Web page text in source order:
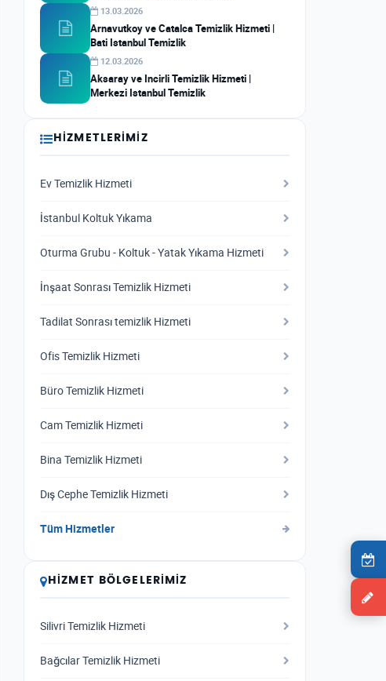
13.03.2026
Arnavutkoy ve Catalca Temizlik Hizmeti |
Bati Istanbul Temizlik
12.03.2026
Aksaray ve Incirli Temizlik Hizmeti |
Merkezi Istanbul Temizlik
HIZMETLERIMIZ
Ev Temizlik Hizmeti
İstanbul Koltuk Yıkama
Oturma Grubu - Koltuk - Yatak Yıkama Hizmeti
İnşaat Sonrası Temizlik Hizmeti
Tadilat Sonrası temizlik Hizmeti
Ofis Temizlik Hizmeti
Büro Temizlik Hizmeti
Cam Temizlik Hizmeti
Bina Temizlik Hizmeti
Dış Cephe Temizlik Hizmeti
Tüm Hizmetler
HIZMET BÖLGELERIMIZ
Silivri Temizlik Hizmeti
Bağcılar Temizlik Hizmeti